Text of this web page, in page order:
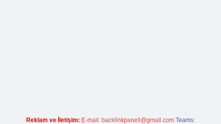
Reklam ve İletişim: E-mail: backlinkpaneli@gmail.com Teams: